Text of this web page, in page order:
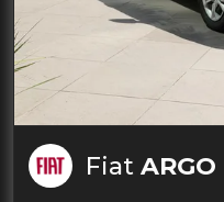
Fiat ARGO